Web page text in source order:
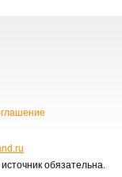
обязательна.